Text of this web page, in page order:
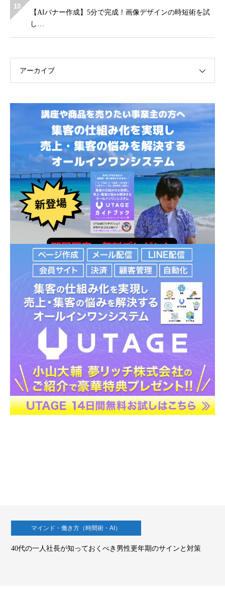
10
【AIバナー作成】5分で完成！画像デザインの時短術を試
し…
アーカイブ
マインド・働き方（時間術・AI）
40代の一人社長が知っておくべき男性更年期のサインと対策